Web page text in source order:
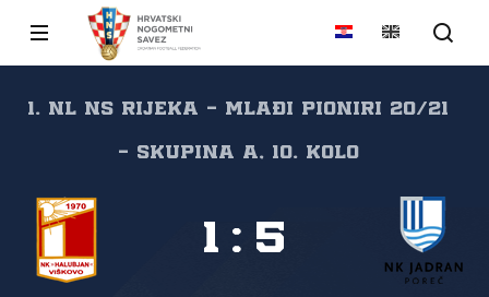
1. NL NS Rijeka - mlađi pioniri 20/21
- skupina A, 10. kolo
1 : 5